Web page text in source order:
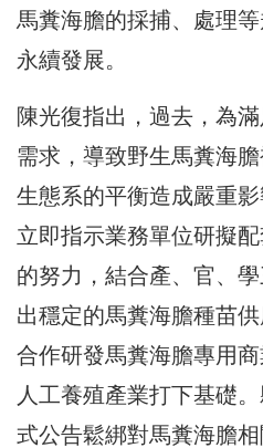
馬糞海膽的採捕、處理
永續發展。
陳光復指出，過去，為
需求，導致野生馬糞海
生態系的平衡造成嚴重
立即指示業務單位研擬
的努力，結合產、官、
出穩定的馬糞海膽種苗
合作研發馬糞海膽專用
人工養殖產業打下基礎
式公告鬆綁對馬糞海膽